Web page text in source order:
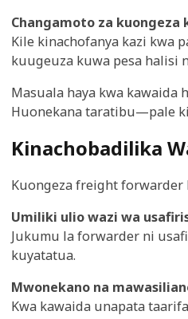
Changamoto za kuongeza
Kile kinachofanya kazi kwa
kuugeuza kuwa pesa halisi
Masuala haya kwa kawaida
Huonekana taratibu—pale
Kinachobadilika
Kuongeza freight
Umiliki ulio wazi wa
Jukumu la forwarder ni
kuyatatua.
Mwonekano na
Kwa kawaida unapata